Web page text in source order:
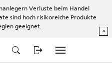
Verluste beim Handel
sind hoch risikoreiche Produkte
geeignet.
^